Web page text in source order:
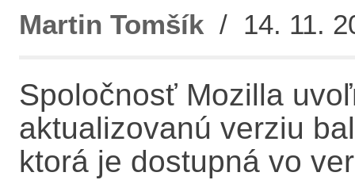
Martin Tomšík / 14. 11.
Spoločnosť Mozilla
aktualizovanú verziu
ktorá je dostupná vo